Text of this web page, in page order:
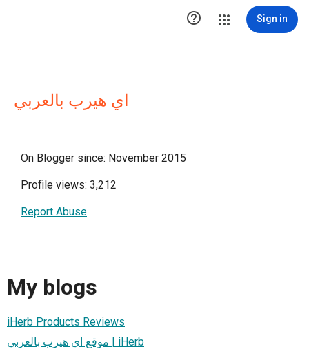
 Sign in
اي هيرب بالعربي
On Blogger since: November 2015
Profile views: 3,212
Report Abuse
My blogs
iHerb Products Reviews
موقع اي هيرب بالعربي | iHerb